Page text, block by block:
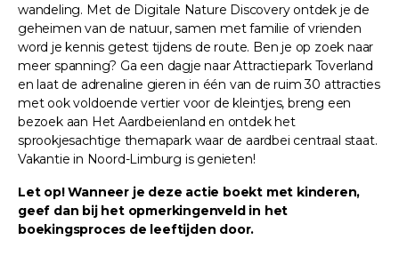
wandeling. Met de Digitale Nature Discovery ontdek je de
geheimen van de natuur, samen met familie of vrienden
word je kennis getest tijdens de route. Ben je op zoek naar
meer spanning? Ga een dagje naar Attractiepark Toverland
en laat de adrenaline gieren in één van de ruim 30 attracties
met ook voldoende vertier voor de kleintjes, breng een
bezoek aan Het Aardbeienland en ontdek het
sprookjesachtige themapark waar de aardbei centraal staat.
Vakantie in Noord-Limburg is genieten!
Let op! Wanneer je deze actie boekt met kinderen,
geef dan bij het opmerkingenveld in het
boekingsproces de leeftijden door.